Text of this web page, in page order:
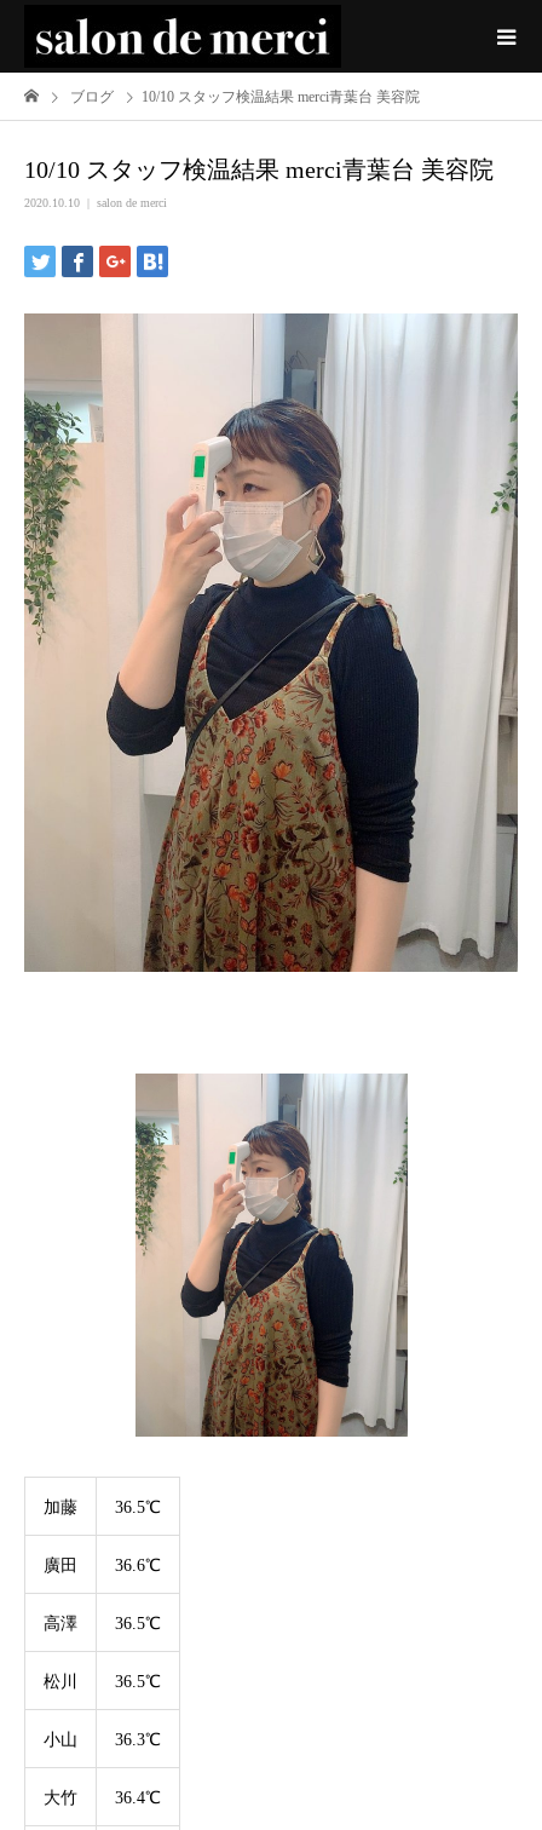
ブログ 10/10 スタッフ検温結果 merci青葉台 美容院
10/10 スタッフ検温結果 merci青葉台 美容院
2020.10.10 salon de merci
加藤 36.5℃
廣田 36.6℃
高澤 36.5℃
松川 36.5℃
小山 36.3℃
大竹 36.4℃